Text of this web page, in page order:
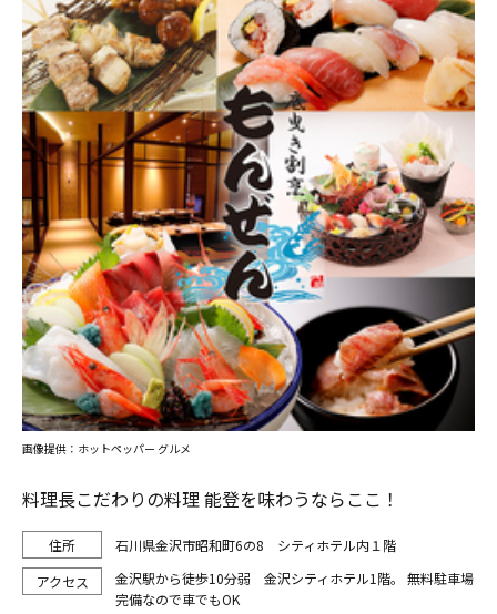
料理長こだわりの料理 能登を味わうならここ！
石川県金沢市昭和町6の8 シティホテル内１階
金沢駅から徒歩10分弱 金沢シティホテル1階。 無料駐車場
完備なので車でもOK
画像提供：ホットペッパー グルメ